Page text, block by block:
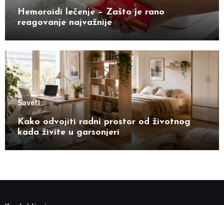
Hemoroidi lečenje – Zašto je rano
reagovanje najvažnije
Saveti
Kako odvojiti radni prostor od životnog
kada živite u garsonjeri